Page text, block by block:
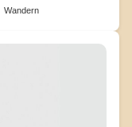
Wandern